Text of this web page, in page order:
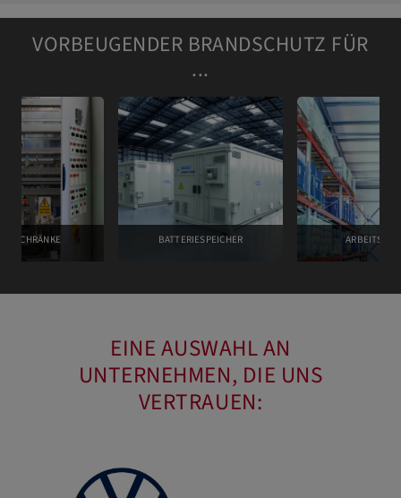
VORBEUGENDER BRANDSCHUTZ FÜR
...
BATTERIESPEICHER
EINE AUSWAHL AN
UNTERNEHMEN, DIE UNS
VERTRAUEN: